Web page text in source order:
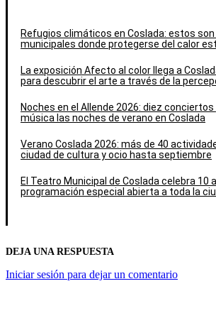
Refugios climáticos en Coslada: estos
municipales donde protegerse del calor
La exposición Afecto al color llega a
para descubrir el arte a través de la
Noches en el Allende 2026: diez
música las noches de verano en Coslada
Verano Coslada 2026: más de 40
ciudad de cultura y ocio hasta septiembre
El Teatro Municipal de Coslada celebra 10
programación especial abierta a toda la
DEJA UNA RESPUESTA
Iniciar sesión para dejar un comentario